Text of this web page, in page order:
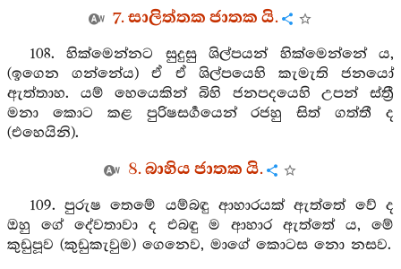
7. සාලිත්තක ජාතක යි.
108. හික්මෙන්නට සුදුසු ශිල්පයන් හික්මෙන්නේ ය,
(ඉගෙන ගන්නේය) ඒ ඒ ශිල්පයෙහි කැමැති ජනයෝ
ඇත්තාහ. යම් හෙයෙකින් බිහි ජනපදයෙහි උපන් ස්ත්‍රී
මනා කොට කළ පුරිෂසර්‍ගයෙන් රජහු සිත් ගත්තී ද
(එහෙයිනි).
8. බාහිය ජාතක යි.
109. පුරුෂ තෙමේ යම්බඳු ආහාරයක් ඇත්තේ වේ ද
ඔහු ගේ දේවතාවා ද එබඳු ම ආහාර ඇත්තේ ය, මේ
කුඩුපූව (කුඩුකැවුම) ගෙනෙව, මාගේ කොටස නො නසව.